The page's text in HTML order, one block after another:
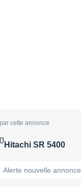
cette annonce
Hitachi SR 5400
Alerte nouvelle annonce